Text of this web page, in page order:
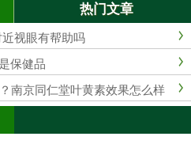
热门文章
视眼有帮助吗
保健品
南京同仁堂叶黄素效果怎么样